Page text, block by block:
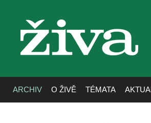
živa
ARCHIV O ŽIVĚ TÉMATA